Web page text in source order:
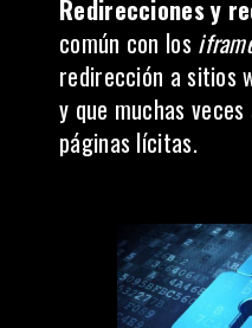
Redirecciones y
común con los
redirección a sitios
y que muchas
páginas lícitas.